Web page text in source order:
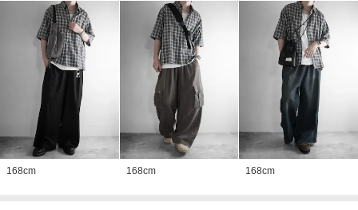
168cm 168cm 168cm